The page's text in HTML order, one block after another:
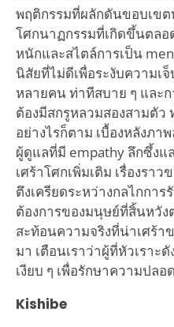
พฤติกรรมที่ผลักดันขอบเข
โศกนาฏกรรมที่เกิดขึ้นตลอ
หนักและสไตล์การเป็น
นิสัยที่ไม่ดีเพื่อระงับความเ
หลายคน ท่าทีสบาย ๆ และ
ต้องมีสกรูหลวมสองสามตัว
อย่างไรก็ตาม เบื้องหลังภ
ผู้ดูแลที่มี empathy ลึกซึ้ง
เศร้าโศกเพิ่มเติม เรื่องรา
ตึงเครียดระหว่างกลไกกา
ต้องการของมนุษย์ที่สิ้นหวั
สะท้อนความจริงที่น่าเศร้า
มา เตือนเราว่าผู้ที่หัวเราะ
เงียบ ๆ เพื่อรักษาความปล
Kishibe